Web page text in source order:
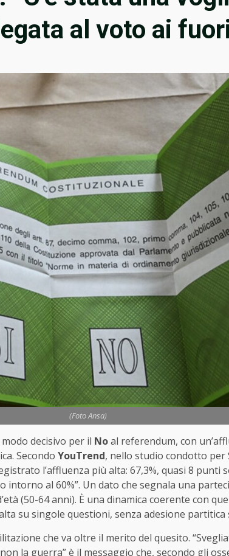
al voto ai
(Foto Ansa)
decisivo per il Noal referendum, con
Secondo YouTrend, nello studio condotto per
l’affluenza più alta: 67,3%, quasi 8 punti
al 60%”. Un dato che segnala una
(50-64 anni). È una dinamica coerente con
su singole questioni, senza adesione partitica
che va oltre il merito del quesito.
la guerra” è il messaggio che, secondo gli